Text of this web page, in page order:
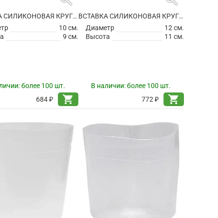
ВСТАВКА СИЛИКОНОВАЯ КРУГЛАЯ
10 см.
9 см.
более 100 шт.
684 ₽
shopping_cart
ВСТАВКА СИЛИКОНОВАЯ КРУГЛАЯ
Диаметр
12 см.
Высота
11 см.
В наличии:более 100 шт.
772 ₽
shopping_cart